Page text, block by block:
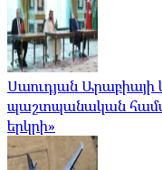
Սաուդյան
պաշտպանական
երկրի»